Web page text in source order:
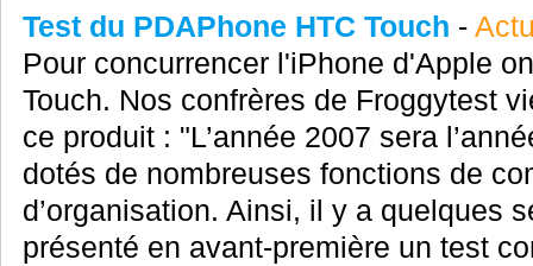
Test du PDAPhone HTC Touch -
Pour concurrencer l'iPhone d'Apple
Touch. Nos confrères de Froggytest
ce produit : "L’année 2007 sera
dotés de nombreuses fonctions de
d’organisation. Ainsi, il y a quelques
présenté en avant-première un test